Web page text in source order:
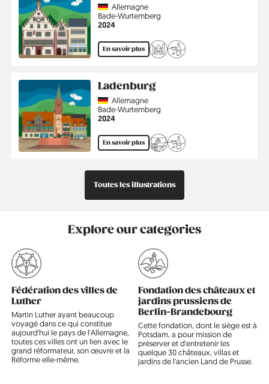
CountryAllemagne
Région
Bade-Wurtemberg
Année
2024
En savoir plus
Ladenburg
CountryAllemagne
Région
Bade-Wurtemberg
Année
2024
En savoir plus
Toutes les illustrations
Explore our categories
Fédération des villes de
Luther
Martin Luther ayant beaucoup
voyagé dans ce qui constitue
aujourd'hui le pays de l'Allemagne,
toutes ces villes ont un lien avec le
grand réformateur, son œuvre et la
Réforme elle-même.
Fondation des châteaux et
jardins prussiens de
Berlin-Brandebourg
Cette fondation, dont le siège est à
Potsdam, a pour mission de
préserver et d'entretenir les
quelque 30 châteaux, villas et
jardins de l'ancien Land de Prusse.